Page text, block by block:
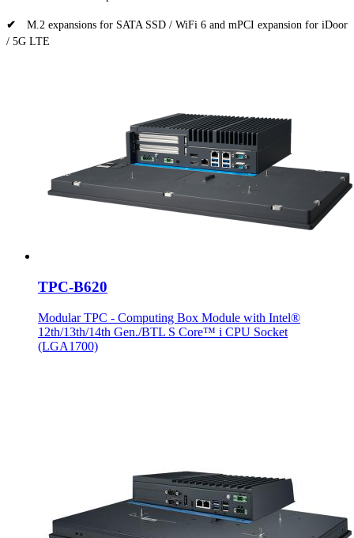
✔ M.2 expansions for SATA SSD / WiFi 6 and mPCI expansion for iDoor
/ 5G LTE
TPC-B620
Modular TPC - Computing Box Module with Intel®
12th/13th/14th Gen./BTL S Core™ i CPU Socket
(LGA1700)